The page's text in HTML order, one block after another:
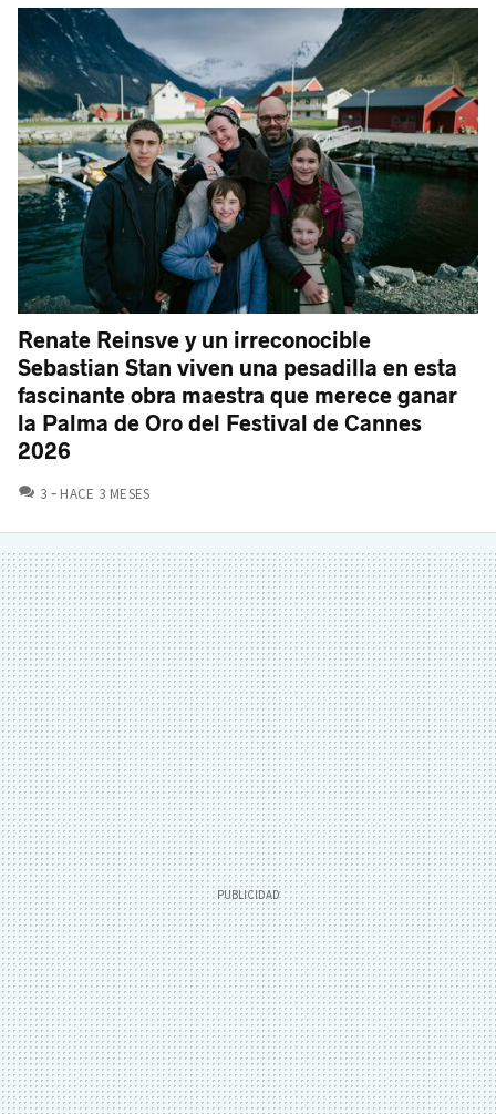
Renate Reinsve y un irreconocible
Sebastian Stan viven una pesadilla en esta
fascinante obra maestra que merece ganar
la Palma de Oro del Festival de Cannes
2026
3 COMENTARIOS
HACE 3 MESES